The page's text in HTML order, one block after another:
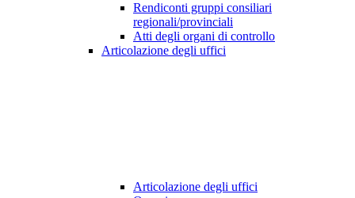
Rendiconti gruppi consiliari
regionali/provinciali
Atti degli organi di controllo
Articolazione degli uffici
Articolazione degli uffici